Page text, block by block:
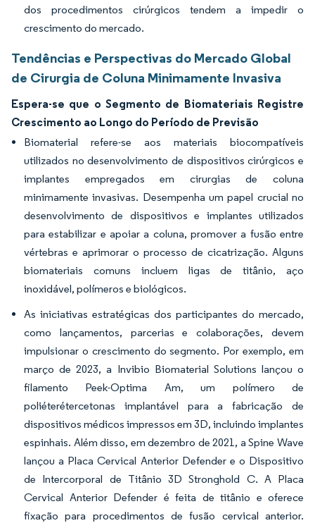
dos procedimentos cirúrgicos tendem a impedir o
crescimento do mercado.
Tendências e Perspectivas do Mercado Global
de Cirurgia de Coluna Minimamente Invasiva
Espera-se que o Segmento de Biomateriais Registre
Crescimento ao Longo do Período de Previsão
Biomaterial refere-se aos materiais biocompatíveis
utilizados no desenvolvimento de dispositivos cirúrgicos e
implantes empregados em cirurgias de coluna
minimamente invasivas. Desempenha um papel crucial no
desenvolvimento de dispositivos e implantes utilizados
para estabilizar e apoiar a coluna, promover a fusão entre
vértebras e aprimorar o processo de cicatrização. Alguns
biomateriais comuns incluem ligas de titânio, aço
inoxidável, polímeros e biológicos.
As iniciativas estratégicas dos participantes do mercado,
como lançamentos, parcerias e colaborações, devem
impulsionar o crescimento do segmento. Por exemplo, em
março de 2023, a Invibio Biomaterial Solutions lançou o
filamento Peek-Optima Am, um polímero de
poliéterétercetonas implantável para a fabricação de
dispositivos médicos impressos em 3D, incluindo implantes
espinhais. Além disso, em dezembro de 2021, a Spine Wave
lançou a Placa Cervical Anterior Defender e o Dispositivo
de Intercorporal de Titânio 3D Stronghold C. A Placa
Cervical Anterior Defender é feita de titânio e oferece
fixação para procedimentos de fusão cervical anterior.